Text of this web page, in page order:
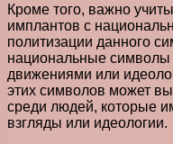
Кроме того, важно
имплантов с
политизации данного
национальные символы
движениями или
этих символов может
среди людей, которые
взгляды или идеологии.